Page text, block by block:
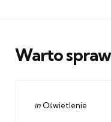
Warto
Categories
Posted
in Oświetlenie